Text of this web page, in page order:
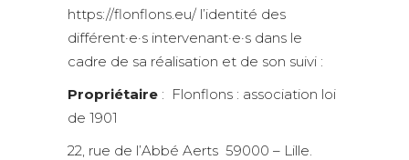
https://flonflons.eu/ l’identité des
différent·e·s intervenant·e·s dans le
cadre de sa réalisation et de son suivi :
Propriétaire : Flonflons : association loi
de 1901
22, rue de l’Abbé Aerts 59000 – Lille.